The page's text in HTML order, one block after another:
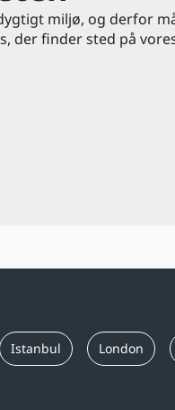
miljø, og derfor
der finder sted på
Istanbul London